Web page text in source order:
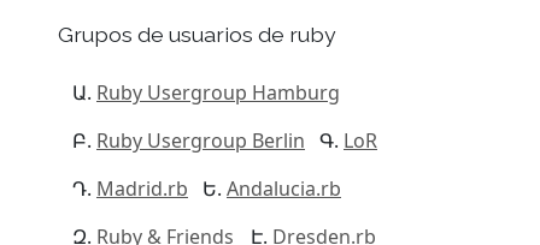
Grupos de usuarios de ruby
Ruby Usergroup Hamburg
Ruby Usergroup Berlin
LoR
Madrid.rb
Andalucia.rb
Ruby & Friends
Dresden.rb